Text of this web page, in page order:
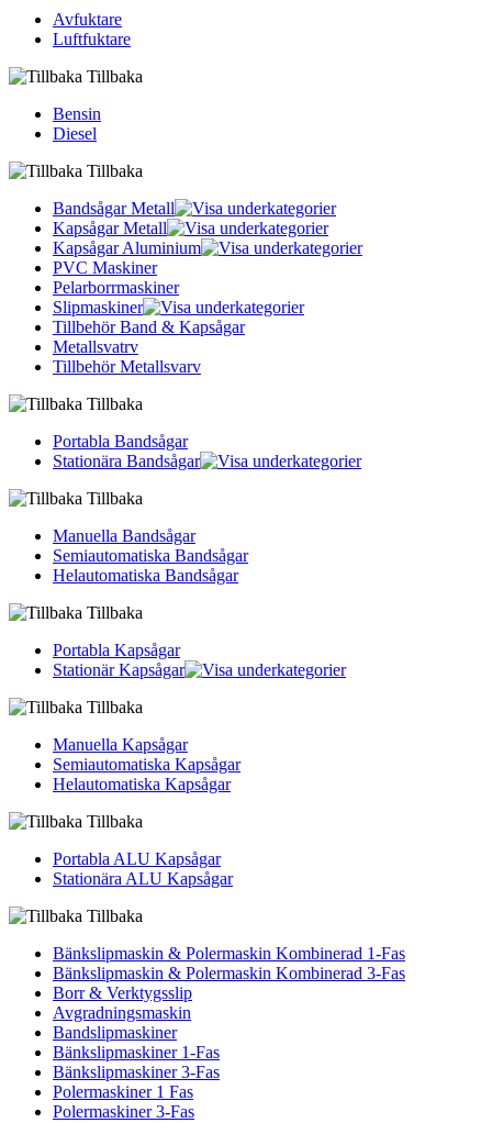
Avfuktare
Luftfuktare
Tillbaka
Bensin
Diesel
Tillbaka
Bandsågar Metall
Kapsågar Metall
Kapsågar Aluminium
PVC Maskiner
Pelarborrmaskiner
Slipmaskiner
Tillbehör Band & Kapsågar
Metallsvatrv
Tillbehör Metallsvarv
Tillbaka
Portabla Bandsågar
Stationära Bandsågar
Tillbaka
Manuella Bandsågar
Semiautomatiska Bandsågar
Helautomatiska Bandsågar
Tillbaka
Portabla Kapsågar
Stationär Kapsågar
Tillbaka
Manuella Kapsågar
Semiautomatiska Kapsågar
Helautomatiska Kapsågar
Tillbaka
Portabla ALU Kapsågar
Stationära ALU Kapsågar
Tillbaka
Bänkslipmaskin & Polermaskin Kombinerad 1-Fas
Bänkslipmaskin & Polermaskin Kombinerad 3-Fas
Borr & Verktygsslip
Avgradningsmaskin
Bandslipmaskiner
Bänkslipmaskiner 1-Fas
Bänkslipmaskiner 3-Fas
Polermaskiner 1 Fas
Polermaskiner 3-Fas